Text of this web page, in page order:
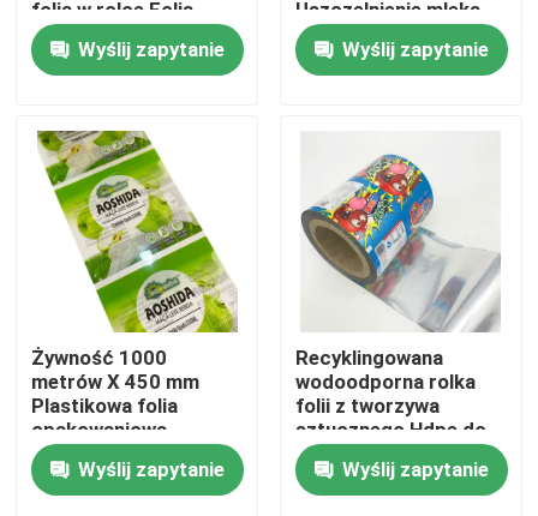
O nas
Kontrola jakości
Skontaktuj się z nami
Aktualności
Wszystkie przypadki
torby do pakowania żywności
folia w rolce Folia
metalizowana
Laminowane aluminium
Wyślij zapytanie
Uszczelnienie mleka
kawowego
Biodegradowalne
Wyślij zapytanie
Żywność 1000
metrów X 450 mm
Plastikowa folia
opakowaniowa
Przyjazna dla
środowiska
laminowana mieszanka
Wyślij zapytanie
Recyklingowana
wodoodporna rolka
folii z tworzywa
sztucznego Hdpe do
pakowania żywności
Wyślij zapytanie